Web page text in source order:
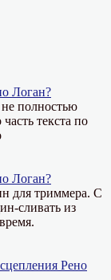
Логан?
полностью
текста по
Логан?
для триммера. С
сливать из
Рено